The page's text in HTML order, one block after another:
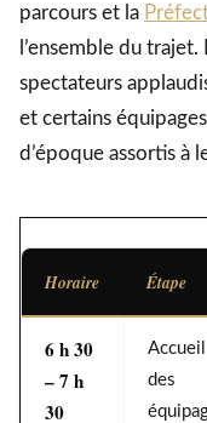
parcours et la
l’ensemble du
spectateurs
et certains
d’époque assortis à
Horaire Étape
6 h 30
– 7 h
30
Accueil
des